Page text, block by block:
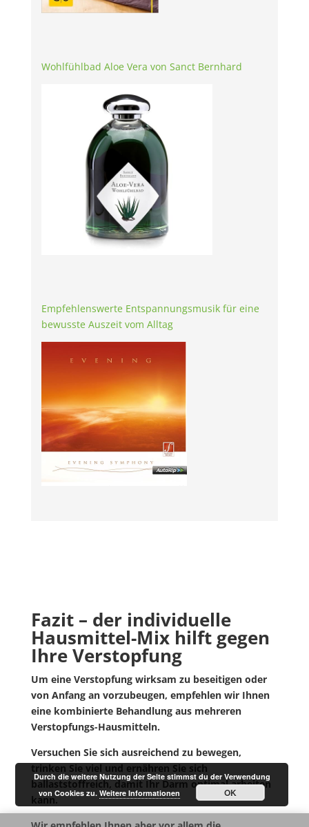
Wohlfühlbad Aloe Vera von Sanct Bernhard
Empfehlenswerte Entspannungsmusik für eine
bewusste Auszeit vom Alltag
Fazit – der individuelle
Hausmittel-Mix hilft gegen
Ihre Verstopfung
Um eine Verstopfung wirksam zu beseitigen oder
von Anfang an vorzubeugen, empfehlen wir Ihnen
eine kombinierte Behandlung aus mehreren
Verstopfungs-Hausmitteln.
Versuchen Sie sich ausreichend zu bewegen,
trinken Sie viel und ernähren Sie sich
ballaststoffreich, damit Ihr Darm optimal arbeiten
kann.
Durch die weitere Nutzung der Seite stimmst du der Verwendung
von Cookies zu.Weitere Informationen OK